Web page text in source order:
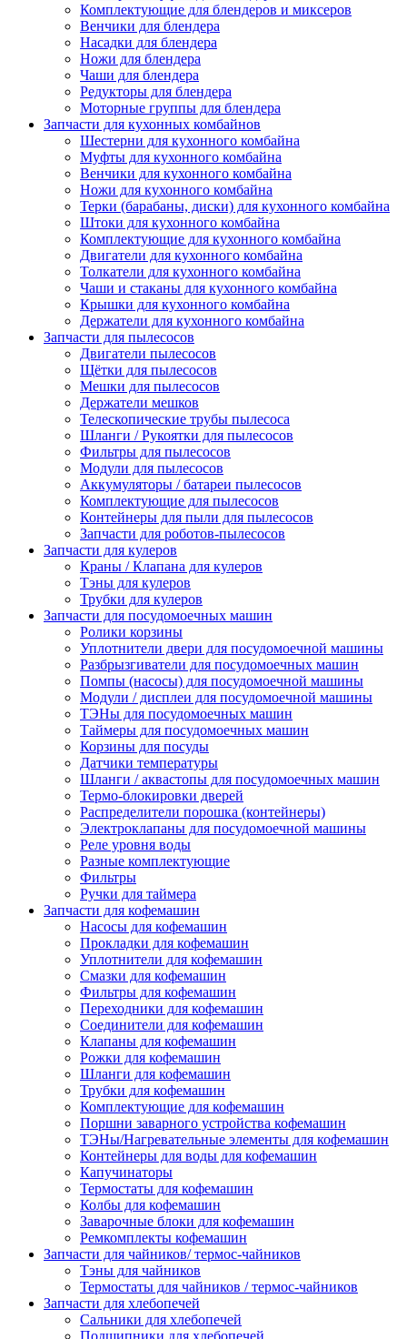
Комплектующие для блендеров и миксеров
Венчики для блендера
Насадки для блендера
Ножи для блендера
Чаши для блендера
Редукторы для блендера
Моторные группы для блендера
Запчасти для кухонных комбайнов
Шестерни для кухонного комбайна
Муфты для кухонного комбайна
Венчики для кухонного комбайна
Ножи для кухонного комбайна
Терки (барабаны, диски) для кухонного комбайна
Штоки для кухонного комбайна
Комплектующие для кухонного комбайна
Двигатели для кухонного комбайна
Толкатели для кухонного комбайна
Чаши и стаканы для кухонного комбайна
Крышки для кухонного комбайна
Держатели для кухонного комбайна
Запчасти для пылесосов
Двигатели пылесосов
Щётки для пылесосов
Мешки для пылесосов
Держатели мешков
Телескопические трубы пылесоса
Шланги / Рукоятки для пылесосов
Фильтры для пылесосов
Модули для пылесосов
Аккумуляторы / батареи пылесосов
Комплектующие для пылесосов
Контейнеры для пыли для пылесосов
Запчасти для роботов-пылесосов
Запчасти для кулеров
Краны / Клапана для кулеров
Тэны для кулеров
Трубки для кулеров
Запчасти для посудомоечных машин
Ролики корзины
Уплотнители двери для посудомоечной машины
Разбрызгиватели для посудомоечных машин
Помпы (насосы) для посудомоечной машины
Модули / дисплеи для посудомоечной машины
ТЭНы для посудомоечных машин
Таймеры для посудомоечных машин
Корзины для посуды
Датчики температуры
Шланги / аквастопы для посудомоечных машин
Термо-блокировки дверей
Распределители порошка (контейнеры)
Электроклапаны для посудомоечной машины
Реле уровня воды
Разные комплектующие
Фильтры
Ручки для таймера
Запчасти для кофемашин
Насосы для кофемашин
Прокладки для кофемашин
Уплотнители для кофемашин
Смазки для кофемашин
Фильтры для кофемашин
Переходники для кофемашин
Соединители для кофемашин
Клапаны для кофемашин
Рожки для кофемашин
Шланги для кофемашин
Трубки для кофемашин
Комплектующие для кофемашин
Поршни заварного устройства кофемашин
ТЭНы/Нагревательные элементы для кофемашин
Контейнеры для воды для кофемашин
Капучинаторы
Термостаты для кофемашин
Колбы для кофемашин
Заварочные блоки для кофемашин
Ремкомплекты кофемашин
Запчасти для чайников/ термос-чайников
Тэны для чайников
Термостаты для чайников / термос-чайников
Запчасти для хлебопечей
Сальники для хлебопечей